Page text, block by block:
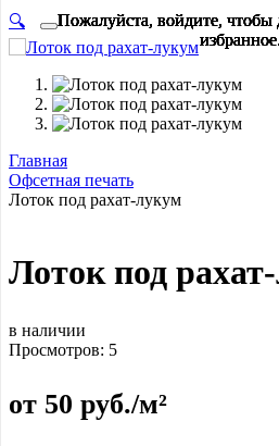
🔍
Главная
Офсетная печать
Лоток под рахат-лукум
Лоток под
в наличии
Просмотров: 5
от 50 руб./м²
Пожалуйста, войдите, чтобы
избранное.
Пожалуйста, войдите, чтобы
избранное.
Пожалуйста, войдите, чтобы
избранное.
Пожалуйста, войдите, чтобы
избранное.
Пожалуйста, войдите, чтобы
избранное.
Пожалуйста, войдите, чтобы
избранное.
Пожалуйста, войдите, чтобы
избранное.
Пожалуйста, войдите, чтобы
избранное.